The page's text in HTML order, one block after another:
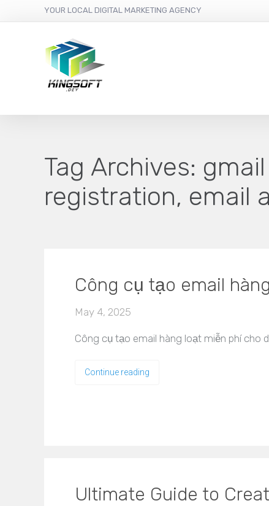
YOUR LOCAL DIGITAL MARKETING AGENCY
Tag Archives:
registration, email
Công cụ tạo email
May 4, 2025
Công cụ tạo email hàng loạt miễn phí cho
Continue reading
Ultimate Guide to